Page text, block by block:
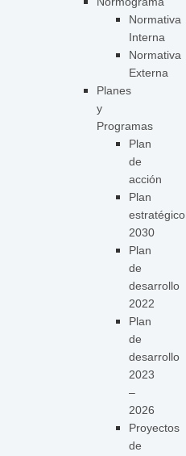
Normativa
Interna
Normativa
Externa
Planes
y
Programas
Plan
de
acción
Plan
estratégico
2030
Plan
de
desarrollo
2022
Plan
de
desarrollo
2023
–
2026
Proyectos
de